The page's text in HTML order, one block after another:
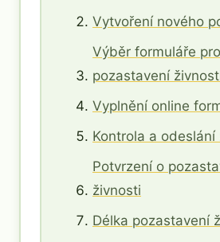
Vytvoření nového
Výběr formuláře pro
pozastavení
Vyplnění online
Kontrola a odeslání
Potvrzení o
živnosti
Délka pozastavení